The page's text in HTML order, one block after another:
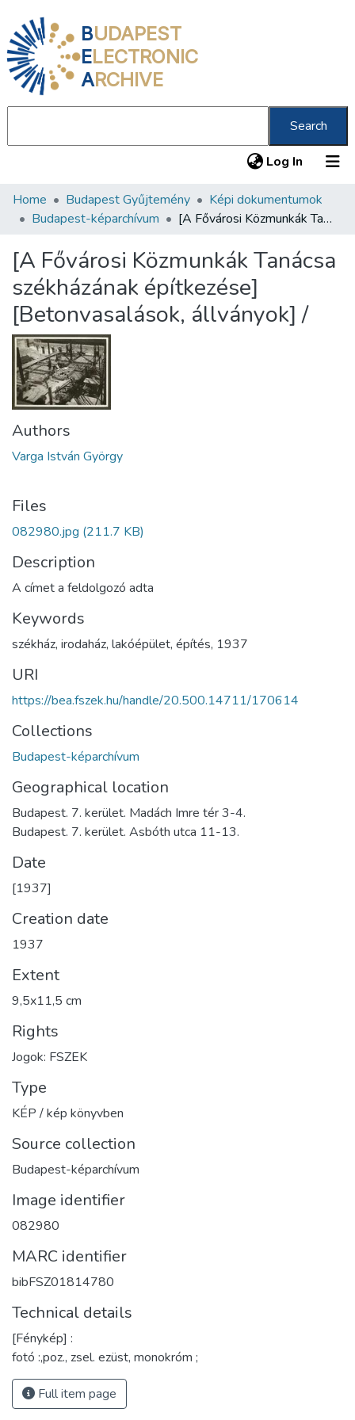
BUDAPEST
ELECTRONIC
ARCHIVE
Search
Log In (current)
Communities & Collections
Statistics
About us
Home Budapest Gyűjtemény
Képi dokumentumok
Budapest-képarchívum
[A Fővárosi Közmunkák Tanácsa székházának építkezése] [Betonvasalások, állványok] /
[A Fővárosi Közmunkák Tanácsa
székházának építkezése]
[Betonvasalások, állványok] /
Authors
Varga István György
Files
082980.jpg (211.7 KB)
Description
A címet a feldolgozó adta
Keywords
székház, irodaház, lakóépület, építés, 1937
URI
https://bea.fszek.hu/handle/20.500.14711/170614
Collections
Budapest-képarchívum
Geographical location
Budapest. 7. kerület. Madách Imre tér 3-4.
Budapest. 7. kerület. Asbóth utca 11-13.
Date
[1937]
Creation date
1937
Extent
9,5x11,5 cm
Rights
Jogok: FSZEK
Type
KÉP / kép könyvben
Source collection
Budapest-képarchívum
Image identifier
082980
MARC identifier
bibFSZ01814780
Technical details
[Fénykép] :
fotó :,poz., zsel. ezüst, monokróm ;
Full item page